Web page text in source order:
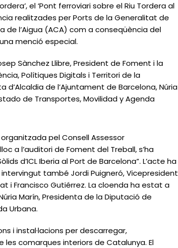
el ‘Pont ferroviari sobre el Riu Tordera al
realitzades per Ports de la Generalitat de
de l’Aigua (ACA) com a conseqüència del
menció especial.
Sànchez Llibre, President de Foment i la
Polítiques Digitals i Territori de la
de l’Ajuntament de Barcelona, Núria
de Transportes, Movilidad y Agenda
pel Consell Assessor
a l’auditori de Foment del Treball, s’ha
d’ICL Iberia al Port de Barcelona”. L’acte ha
també Jordi Puigneró, Vicepresident
i Francisco Gutiérrez. La cloenda ha estat a
Marín, Presidenta de la Diputació de
Urbana.
i instal·lacions per descarregar,
comarques interiors de Catalunya. El